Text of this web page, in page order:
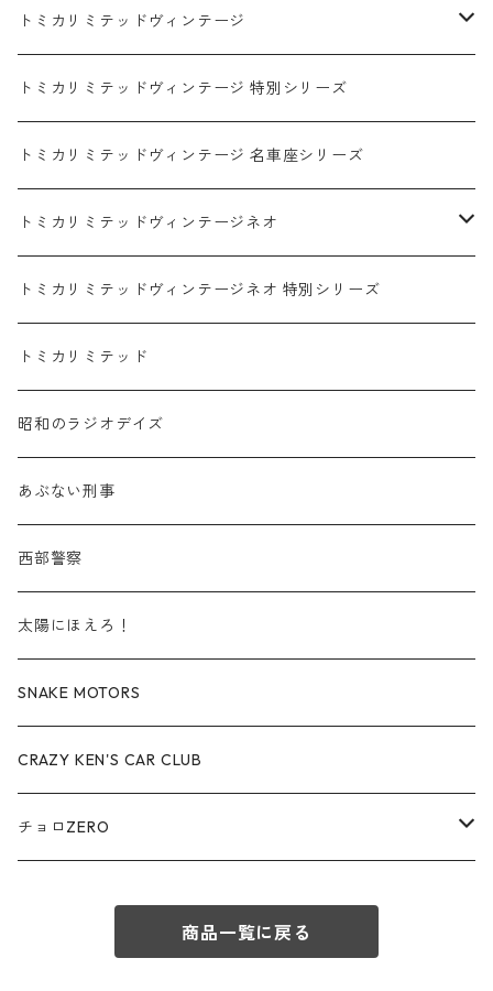
ダイハツ / DAIHATSU
マツダ / MAZDA
ホンダ / HONDA
日産 / NISSAN
スバル / SUBARU
スズキ / SUZUKI
三菱 / MITSUBISHI
シボレー / Chevrolet
ビー・エム・ダブリュー / BMW
レクサス / LEXUS
アウディ / Audi
ロータス / LOTUS
三菱ふそう/ MITSUBISHI FUSO
赤箱 - 現行トミカ
赤箱 - 限定トミカ 初回特別カラー
赤箱 - 絶版（廃盤）トミカ No.1-120
赤箱 - 絶版（廃盤）トミカ No.1-9
赤箱 - 絶版（廃盤）トミカ No.10-19
赤箱 - 絶版（廃盤）トミカ No.60-69
赤箱 - 絶版（廃盤）トミカ No.70-79
赤箱 - 絶版（廃盤）トミカ No.110-119
赤箱 - 絶版（廃盤）ロングトミカ No.121-
赤箱 - 車種別
乗用車
商用車・公用車
トミカリミテッドヴィンテージ
TLV - NEW LINEUP
TLV - No. LV-00-195
TLV - No. LV-00-09
TLV - No. LV-10-19
TLV - No. LV-60-69
TLV - No. LV-70-79
TLV - No. LV-110-119
TLV - 車種別
乗用車
商用車・公用車
トミカリミテッドヴィンテージ 特別シリーズ
トミカリミテッドヴィンテージ 名車座シリーズ
トミカリミテッドヴィンテージネオ
TLVN - NEW LINEUP
TLVN - No. LV-00-219
TLVN - No. LV-00-09
TLVN - No. LV-10-19
TLVN - No. LV-60-69
TLVN - No. LV-70-79
TLVN - 車種別
乗用車
商用車・公用車
トミカリミテッドヴィンテージネオ 特別シリーズ
トミカリミテッド
昭和のラジオデイズ
あぶない刑事
西部警察
太陽にほえろ！
SNAKE MOTORS
CRAZY KEN'S CAR CLUB
チョロZERO
チョロQZERO - No. Z-00-09
あぶない刑事
商品一覧に戻る